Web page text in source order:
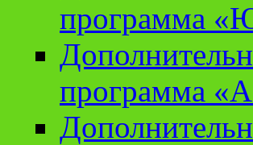
программа
программа